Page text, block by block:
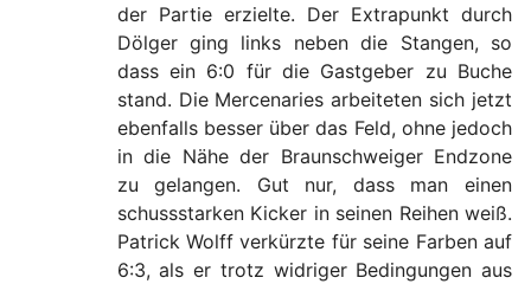
der Partie erzielte. Der Extrapunkt durch
Dölger ging links neben die Stangen, so
dass ein 6:0 für die Gastgeber zu Buche
stand. Die Mercenaries arbeiteten sich jetzt
ebenfalls besser über das Feld, ohne jedoch
in die Nähe der Braunschweiger Endzone
zu gelangen. Gut nur, dass man einen
schussstarken Kicker in seinen Reihen weiß.
Patrick Wolff verkürzte für seine Farben auf
6:3, als er trotz widriger Bedingungen aus